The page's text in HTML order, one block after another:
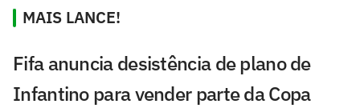
MAIS LANCE!
Fifa anuncia desistência de plano de
Infantino para vender parte da Copa